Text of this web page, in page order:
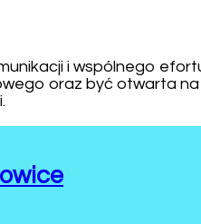
i wspólnego
oraz być otwarta